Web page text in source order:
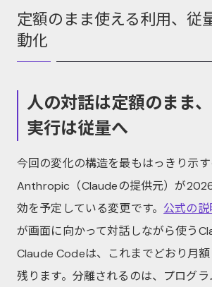
定額のまま使える利用、従
動化
人の対話は定額のまま
実行は従量へ
今回の変化の構造を最もはっきり示す
Anthropic（Claudeの提供元）が
効を予定している変更です。 公式の説
が画面に向かって対話しながら使う
Claude Codeは、これまでどおり月
残ります。分離されるのは、プログ